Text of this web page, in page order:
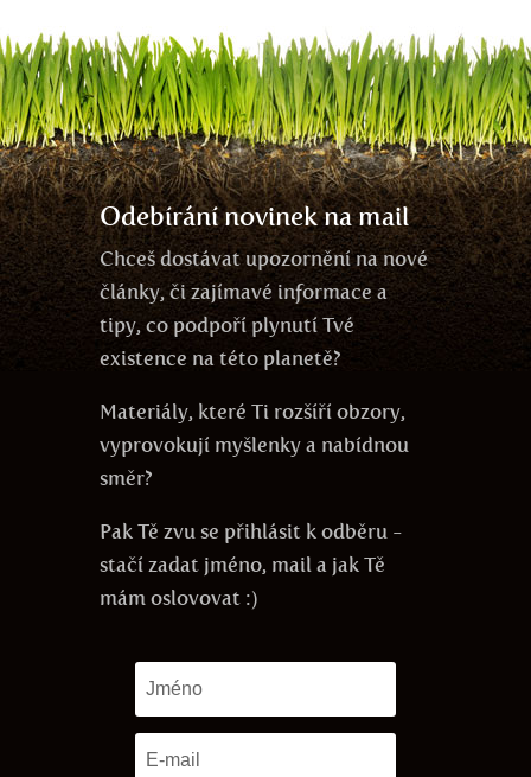
Odebírání novinek na mail
Chceš dostávat upozornění na nové
články, či zajímavé informace a
tipy, co podpoří plynutí Tvé
existence na této planetě?
Materiály, které Ti rozšíří obzory,
vyprovokují myšlenky a nabídnou
směr?
Pak Tě zvu se přihlásit k odběru -
stačí zadat jméno, mail a jak Tě
mám oslovovat :)